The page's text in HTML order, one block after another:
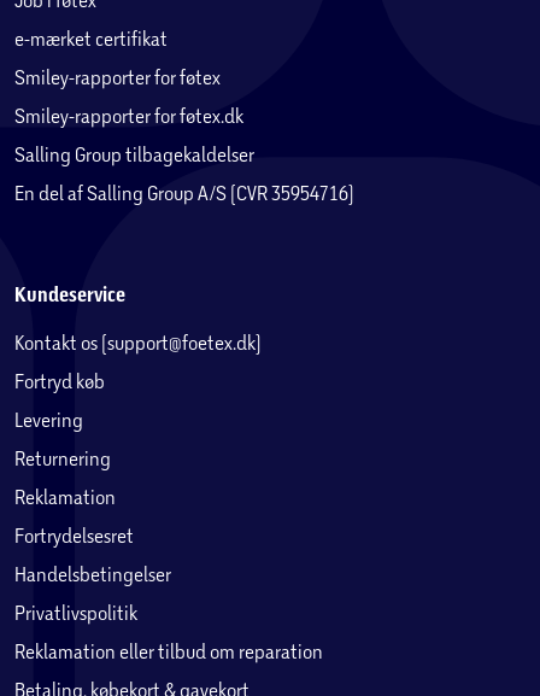
e-mærket certifikat
Smiley-rapporter for føtex
Smiley-rapporter for føtex.dk
Salling Group tilbagekaldelser
En del af Salling Group A/S (CVR 35954716)
Kundeservice
Kontakt os (support@foetex.dk)
Fortryd køb
Levering
Returnering
Reklamation
Fortrydelsesret
Handelsbetingelser
Privatlivspolitik
Reklamation eller tilbud om reparation
Betaling, købekort & gavekort